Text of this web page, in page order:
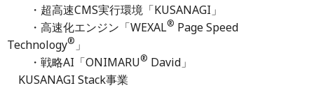
・超高速CMS実行環境「KUSANAGI」
・高速化エンジン「WEXAL® Page Speed
Technology® 」
・戦略AI「ONIMARU® David」
KUSANAGI Stack事業